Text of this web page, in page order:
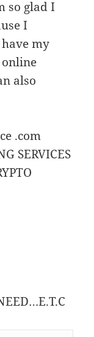
so glad I
I
my
also
.com
SERVICES